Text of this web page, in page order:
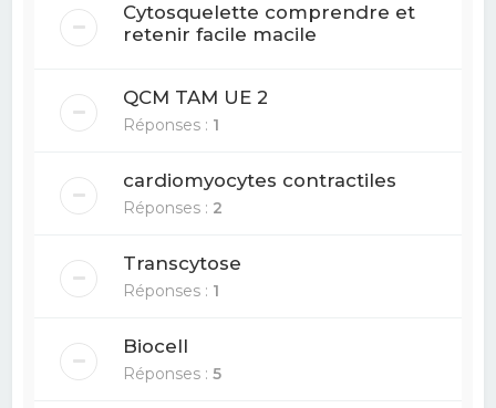
Cytosquelette comprendre et
retenir facile macile
QCM TAM UE 2
Réponses : 1
cardiomyocytes contractiles
Réponses : 2
Transcytose
Réponses : 1
Biocell
Réponses :5